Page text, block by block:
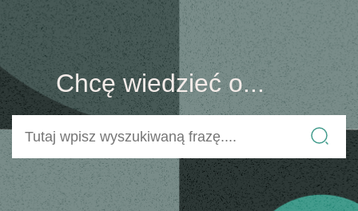
Chcę wiedzieć o...